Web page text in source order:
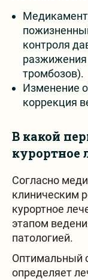
контроля
разжижения
тромбозов).
Изменение
коррекция
В какой
курортное
Согласно
клиническим
курортное
этапом
патологией.
Оптимальный
определяет